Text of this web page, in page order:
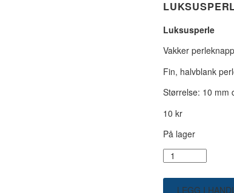
Luksusperle
Vakker
Fin, halvblank
Størrelse: 10 mm
10 kr
På lager
Luksusperle
antall
LEGG I